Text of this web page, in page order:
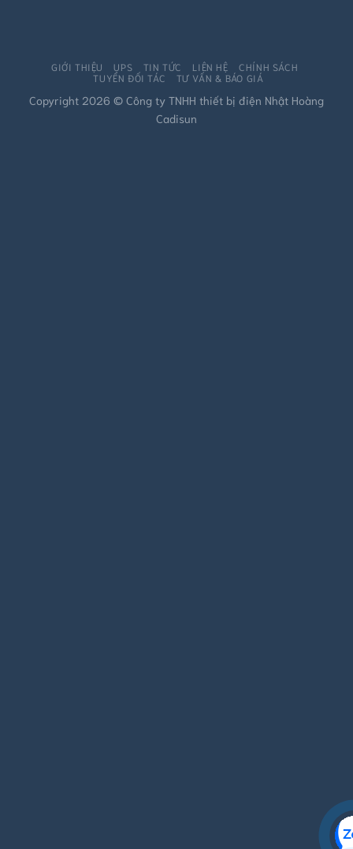
GIỚI THIỆU UPS TIN TỨC LIÊN HỆ
CHÍNH SÁCH
TUYỂN ĐỐI TÁC
TƯ VẤN & BÁO GIÁ
Copyright 2026 © Công ty TNHH thiết bị điện Nhật Hoàng
Cadisun